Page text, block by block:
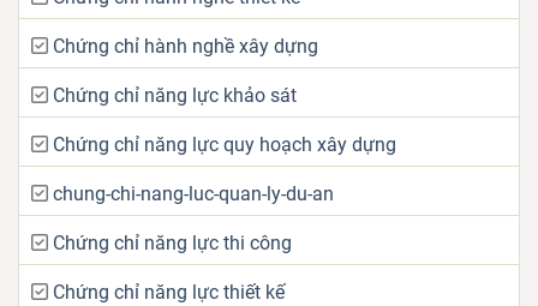
Chứng chỉ hành nghề xây dựng
Chứng chỉ năng lực khảo sát
Chứng chỉ năng lực quy hoạch xây dựng
chung-chi-nang-luc-quan-ly-du-an
Chứng chỉ năng lực thi công
Chứng chỉ năng lực thiết kế